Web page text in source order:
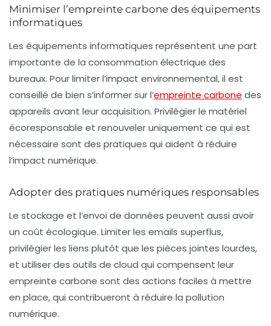
Minimiser l’empreinte carbone des équipements
informatiques
Les équipements informatiques représentent une part
importante de la consommation électrique des
bureaux. Pour limiter l’impact environnemental, il est
conseillé de bien s’informer sur l’empreinte carbone des
appareils avant leur acquisition. Privilégier le matériel
écoresponsable et renouveler uniquement ce qui est
nécessaire sont des pratiques qui aident à réduire
l’impact numérique.
Adopter des pratiques numériques responsables
Le stockage et l’envoi de données peuvent aussi avoir
un coût écologique. Limiter les emails superflus,
privilégier les liens plutôt que les pièces jointes lourdes,
et utiliser des outils de cloud qui compensent leur
empreinte carbone sont des actions faciles à mettre
en place, qui contribueront à réduire la pollution
numérique.